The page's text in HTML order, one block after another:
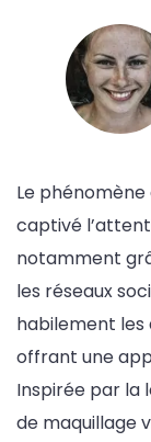
Le phénomène
captivé
notamment
les réseaux
habilement les
offrant une
Inspirée par la
de maquillage